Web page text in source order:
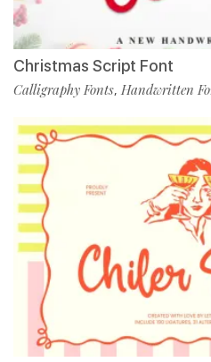
Christmas Script Font
Calligraphy Fonts, Handwritten